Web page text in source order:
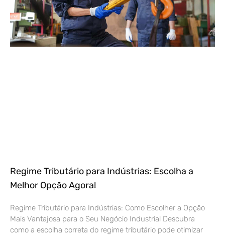
Regime Tributário para Indústrias: Escolha a
Melhor Opção Agora!
Regime Tributário para Indústrias: Como Escolher a Opção
Mais Vantajosa para o Seu Negócio Industrial Descubra
como a escolha correta do regime tributário pode otimizar